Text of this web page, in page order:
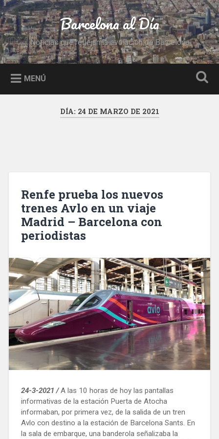
Saltar
al
contenido
Buscar Barcelona al Día
Noticias que reflejan la evolución de Barcelona
MENÚ
DÍA: 24 DE MARZO DE 2021
Renfe prueba los nuevos
trenes Avlo en un viaje
Madrid – Barcelona con
periodistas
24-3-2021 /A las 10 horas de hoy las pantallas
informativas de la estación Puerta de Atocha
informaban, por primera vez, de la salida de un tren
Avlo con destino a la estación de Barcelona Sants. En
la sala de embarque, una banderola señalizaba la